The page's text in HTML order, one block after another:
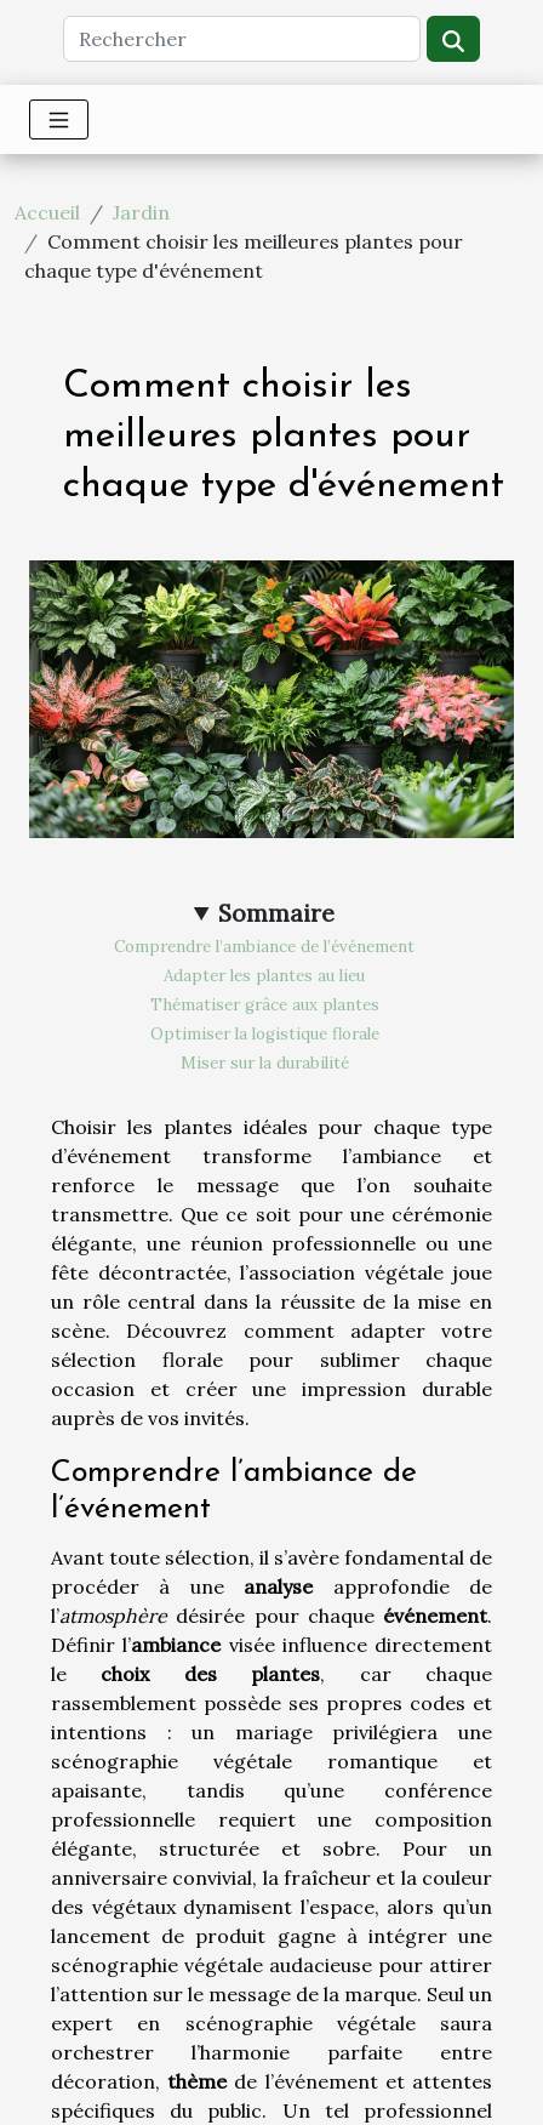
Accueil
Jardin
Comment choisir les meilleures plantes pour
chaque type d'événement
Comment choisir les
meilleures plantes pour
chaque type d'événement
Sommaire
Comprendre l’ambiance de l’événement
Adapter les plantes au lieu
Thématiser grâce aux plantes
Optimiser la logistique florale
Miser sur la durabilité
Choisir les plantes idéales pour chaque type
d’événement transforme l’ambiance et
renforce le message que l’on souhaite
transmettre. Que ce soit pour une cérémonie
élégante, une réunion professionnelle ou une
fête décontractée, l’association végétale joue
un rôle central dans la réussite de la mise en
scène. Découvrez comment adapter votre
sélection florale pour sublimer chaque
occasion et créer une impression durable
auprès de vos invités.
Comprendre l’ambiance de
l’événement
Avant toute sélection, il s’avère fondamental de
procéder à une analyseapprofondie de
l’atmosphèredésirée pour chaque événement.
Définir l’ambiancevisée influence directement
le choix des plantes, car chaque
rassemblement possède ses propres codes et
intentions : un mariage privilégiera une
scénographie végétale romantique et
apaisante, tandis qu’une conférence
professionnelle requiert une composition
élégante, structurée et sobre. Pour un
anniversaire convivial, la fraîcheur et la couleur
des végétaux dynamisent l’espace, alors qu’un
lancement de produit gagne à intégrer une
scénographie végétale audacieuse pour attirer
l’attention sur le message de la marque. Seul un
expert en scénographie végétale saura
orchestrer l’harmonie parfaite entre
décoration,thèmede l’événement et attentes
spécifiques du public. Un tel professionnel